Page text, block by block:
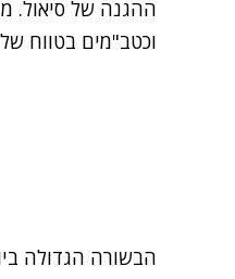
וכטב"מים בטווח של 2 עד 3 קילומטרים - טווחים קצרים יותר מאלה של המערכת הישראלית.
הבשורה הגדולה